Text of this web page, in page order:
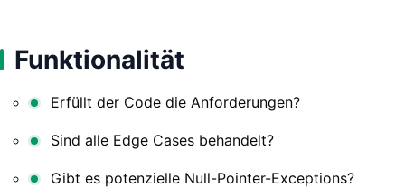
Funktionalität
Erfüllt der Code die Anforderungen?
Sind alle Edge Cases behandelt?
Gibt es potenzielle Null-Pointer-Exceptions?